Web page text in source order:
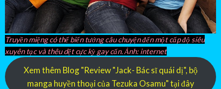
Truyền miệng có thể biến tướng câu chuyện đến một cấp độ siêu
xuyên tạc và thêu dệt cực kỳ gay cấn. Ảnh: internet
Xem thêm Blog "Review "Jack- Bác sĩ quái dị", bộ
manga huyền thoại của Tezuka Osamu" tại đây